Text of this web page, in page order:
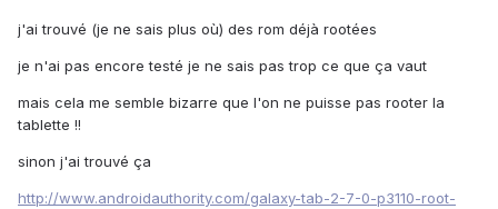
j'ai trouvé (je ne sais plus où) des rom déjà rootées
je n'ai pas encore testé je ne sais pas trop ce que ça vaut
mais cela me semble bizarre que l'on ne puisse pas rooter la
tablette !!
sinon j'ai trouvé ça
http://www.androidauthority.com/galaxy-tab-2-7-0-p3110-root-